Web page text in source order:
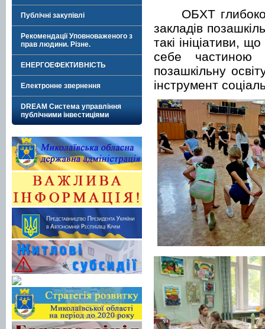
Публічні закупівлі
Рекомендації Уповноваженого з
прав людини. Різне.
ЕНЕРГОЕФЕКТИВНІСТЬ
Електронне звернення
DREAM Система управління
публічними інвестиціями
ОБХТ глибоко
закладів
такі ініціативи,
себе частиною
позашкільну
інструмент